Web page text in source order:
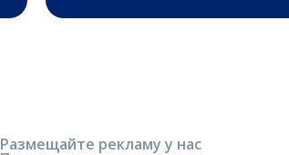
Размещайте рекламу у нас